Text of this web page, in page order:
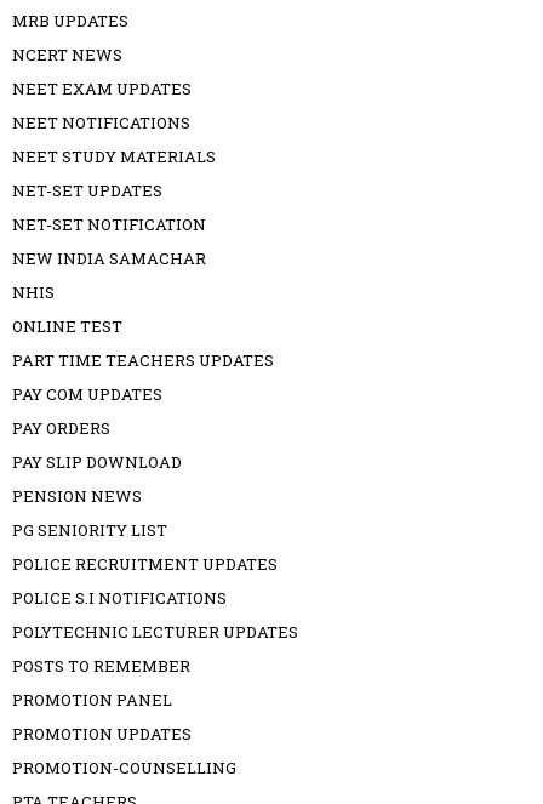
MRB UPDATES
NCERT NEWS
NEET EXAM UPDATES
NEET NOTIFICATIONS
NEET STUDY MATERIALS
NET-SET UPDATES
NET-SET NOTIFICATION
NEW INDIA SAMACHAR
NHIS
ONLINE TEST
PART TIME TEACHERS UPDATES
PAY COM UPDATES
PAY ORDERS
PAY SLIP DOWNLOAD
PENSION NEWS
PG SENIORITY LIST
POLICE RECRUITMENT UPDATES
POLICE S.I NOTIFICATIONS
POLYTECHNIC LECTURER UPDATES
POSTS TO REMEMBER
PROMOTION PANEL
PROMOTION UPDATES
PROMOTION-COUNSELLING